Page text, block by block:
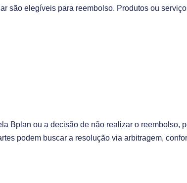
são elegíveis para reembolso. Produtos ou
Bplan ou a decisão de não realizar o reembolso,
podem buscar a resolução via arbitragem,